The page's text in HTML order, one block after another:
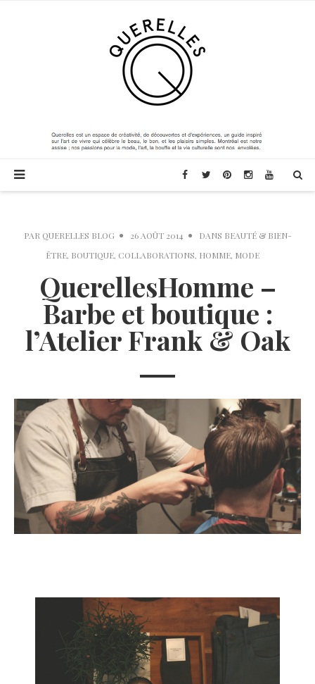
PAR QUERELLES BLOG 26 AOÛT 2014 DANS BEAUTÉ & BIEN-
ÊTRE, BOUTIQUE, COLLABORATIONS, HOMME, MODE
QuerellesHomme –
Barbe et boutique :
l’Atelier Frank & Oak